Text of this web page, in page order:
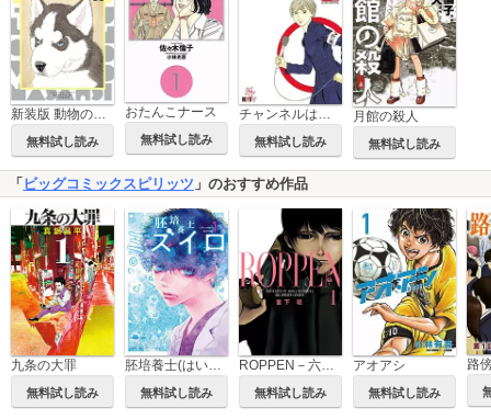
無料試し読み
おたんこナース
無料試し読み 無料試し読み
月館の殺人
無料試し読み
「 ビッグコミックスピリッツ 」のおすすめ作品
九条の大罪
無料試し読み 無料試し読み 無料試し読み
アオアシ
無料試し読み